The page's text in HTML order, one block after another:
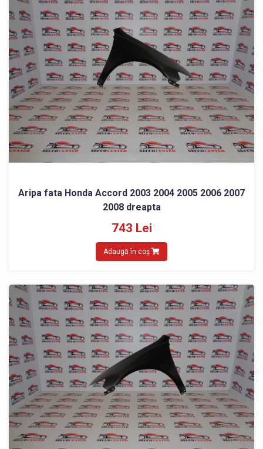
Aripa fata Honda Accord 2003 2004 2005 2006 2007
2008 dreapta
743 Lei
Adaugă în coș